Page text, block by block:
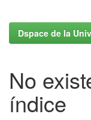
Dspace de la
No
índice